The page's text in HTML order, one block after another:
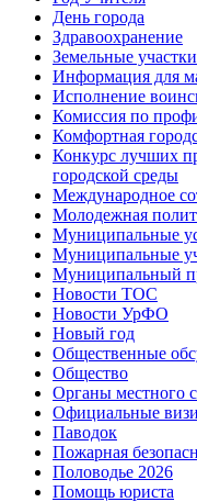
День города
Здравоохранение
Земельные участки
Информация для
Исполнение
Комиссия по
Комфортная
Конкурс лучших
городской среды
Международное
Молодежная
Муниципальные
Муниципальные
Муниципальный
Новости ТОС
Новости УрФО
Новый год
Общественные
Общество
Органы местного
Официальные
Паводок
Пожарная
Половодье 2026
Помощь юриста